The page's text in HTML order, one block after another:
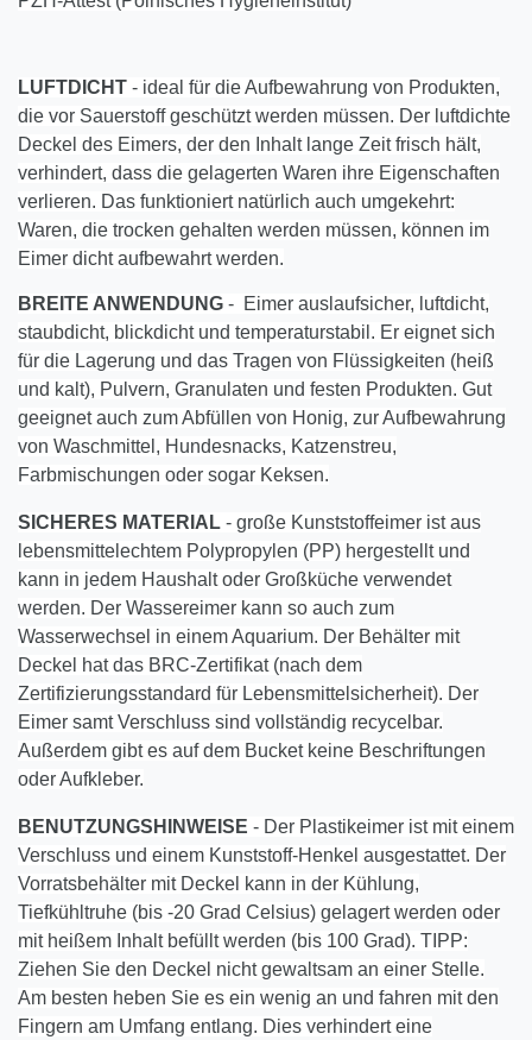
LUFTDICHT - ideal für die Aufbewahrung von Produkten,
die vor Sauerstoff geschützt werden müssen. Der luftdichte
Deckel des Eimers, der den Inhalt lange Zeit frisch hält,
verhindert, dass die gelagerten Waren ihre Eigenschaften
verlieren. Das funktioniert natürlich auch umgekehrt:
Waren, die trocken gehalten werden müssen, können im
Eimer dicht aufbewahrt werden.
BREITE ANWENDUNG - Eimer auslaufsicher, luftdicht,
staubdicht, blickdicht und temperaturstabil. Er eignet sich
für die Lagerung und das Tragen von Flüssigkeiten (heiß
und kalt), Pulvern, Granulaten und festen Produkten. Gut
geeignet auch zum Abfüllen von Honig, zur Aufbewahrung
von Waschmittel, Hundesnacks, Katzenstreu,
Farbmischungen oder sogar Keksen.
SICHERES MATERIAL - große Kunststoffeimer ist aus
lebensmittelechtem Polypropylen (PP) hergestellt und
kann in jedem Haushalt oder Großküche verwendet
werden. Der Wassereimer kann so auch zum
Wasserwechsel in einem Aquarium. Der Behälter mit
Deckel hat das BRC-Zertifikat (nach dem
Zertifizierungsstandard für Lebensmittelsicherheit). Der
Eimer samt Verschluss sind vollständig recycelbar.
Außerdem gibt es auf dem Bucket keine Beschriftungen
oder Aufkleber.
BENUTZUNGSHINWEISE - Der Plastikeimer ist mit einem
Verschluss und einem Kunststoff-Henkel ausgestattet. Der
Vorratsbehälter mit Deckel kann in der Kühlung,
Tiefkühltruhe (bis -20 Grad Celsius) gelagert werden oder
mit heißem Inhalt befüllt werden (bis 100 Grad). TIPP:
Ziehen Sie den Deckel nicht gewaltsam an einer Stelle.
Am besten heben Sie es ein wenig an und fahren mit den
Fingern am Umfang entlang. Dies verhindert eine